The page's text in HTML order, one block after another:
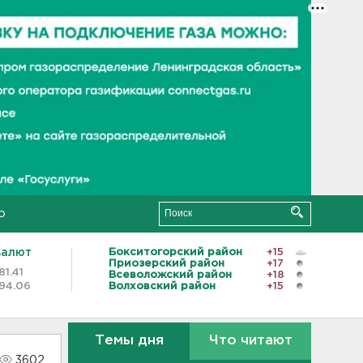
Бокситогорский район
+15
Приозерский район
+17
Всеволожский район
+18
Волховский район
+15
3602
Темы дня Что читают